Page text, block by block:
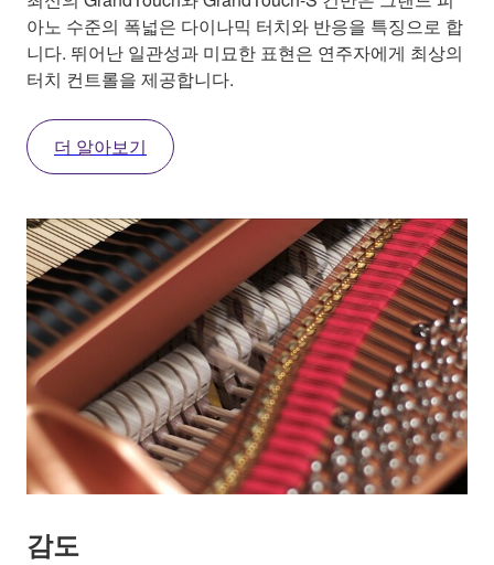
아노 수준의 폭넓은 다이나믹 터치와 반응을 특징으로 합
니다. 뛰어난 일관성과 미묘한 표현은 연주자에게 최상의
터치 컨트롤을 제공합니다.
더 알아보기
감도